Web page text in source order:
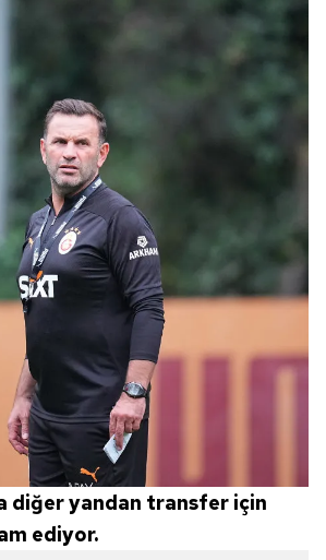
diğer yandan transfer için
ediyor.